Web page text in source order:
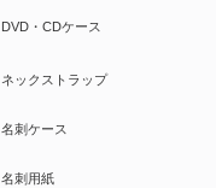
DVD・CDケース
ネックストラップ
名刺ケース
名刺用紙